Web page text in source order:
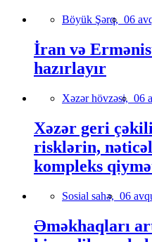
Böyük Şərq, 06
İran və
hazırlayır
Xəzər hövzəsi, 06
Xəzər geri
risklərin,
kompleks
Sosial sahə, 06
Əməkhaqları